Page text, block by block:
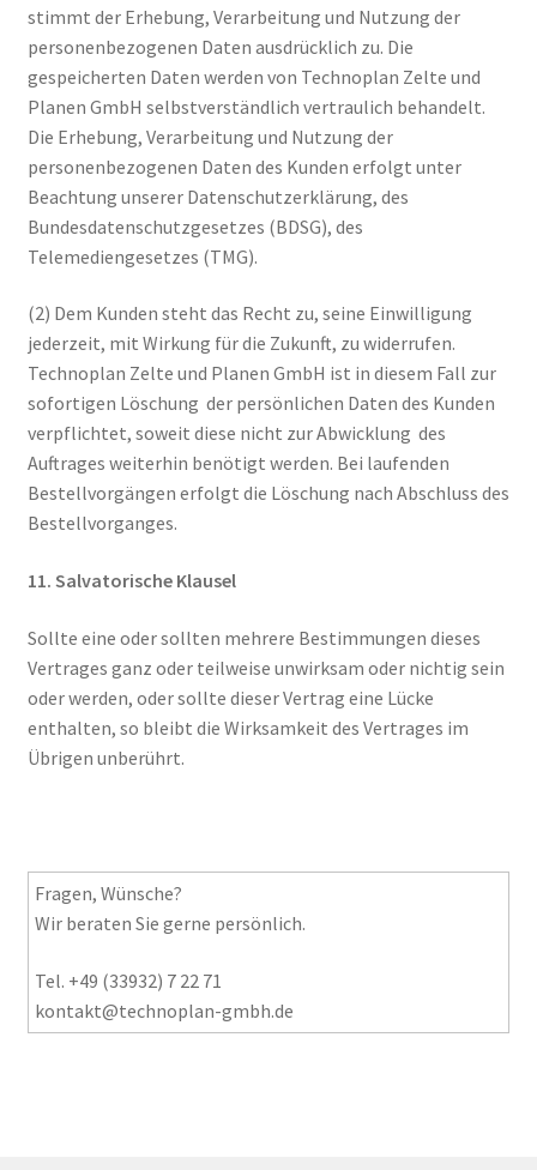
stimmt der Erhebung, Verarbeitung und Nutzung der
personenbezogenen Daten ausdrücklich zu. Die
gespeicherten Daten werden von Technoplan Zelte und
Planen GmbH selbstverständlich vertraulich behandelt.
Die Erhebung, Verarbeitung und Nutzung der
personenbezogenen Daten des Kunden erfolgt unter
Beachtung unserer Datenschutzerklärung, des
Bundesdatenschutzgesetzes (BDSG), des
Telemediengesetzes (TMG).
(2) Dem Kunden steht das Recht zu, seine Einwilligung
jederzeit, mit Wirkung für die Zukunft, zu widerrufen.
Technoplan Zelte und Planen GmbH ist in diesem Fall zur
sofortigen Löschung der persönlichen Daten des Kunden
verpflichtet, soweit diese nicht zur Abwicklung des
Auftrages weiterhin benötigt werden. Bei laufenden
Bestellvorgängen erfolgt die Löschung nach Abschluss des
Bestellvorganges.
11. Salvatorische Klausel
Sollte eine oder sollten mehrere Bestimmungen dieses
Vertrages ganz oder teilweise unwirksam oder nichtig sein
oder werden, oder sollte dieser Vertrag eine Lücke
enthalten, so bleibt die Wirksamkeit des Vertrages im
Übrigen unberührt.
Fragen, Wünsche?
Wir beraten Sie gerne persönlich.
Tel. +49 (33932) 7 22 71
kontakt@technoplan-gmbh.de